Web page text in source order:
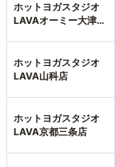
ホットヨガスタジオ
LAVAオーミー大津テ
ホットヨガスタジオ
LAVA山科店
ホットヨガスタジオ
LAVA京都三条店